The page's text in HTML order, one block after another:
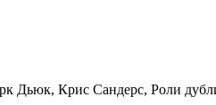
Дьюк, Крис Сандерс, Роли